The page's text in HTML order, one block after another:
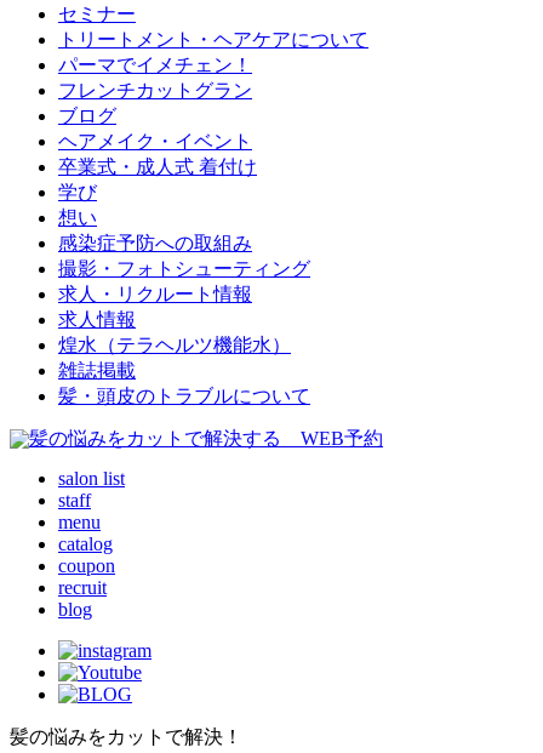
セミナー
トリートメント・ヘアケアについて
パーマでイメチェン！
フレンチカットグラン
ブログ
ヘアメイク・イベント
卒業式・成人式 着付け
学び
想い
感染症予防への取組み
撮影・フォトシューティング
求人・リクルート情報
求人情報
煌水（テラヘルツ機能水）
雑誌掲載
髪・頭皮のトラブルについて
salon list
staff
menu
catalog
coupon
recruit
blog
髪の悩みをカットで解決！